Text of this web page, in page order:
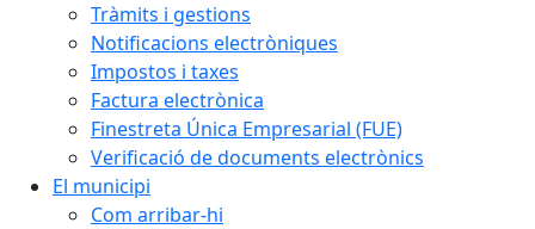
Tràmits i gestions
Notificacions electròniques
Impostos i taxes
Factura electrònica
Finestreta Única Empresarial (FUE)
Verificació de documents electrònics
El municipi
Com arribar-hi